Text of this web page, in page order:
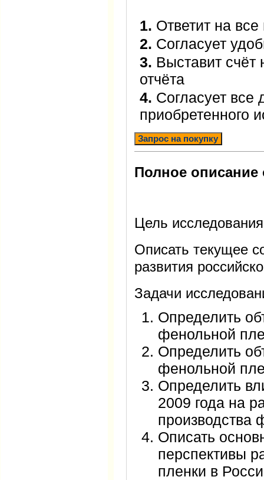
1. Ответит на
2. Согласует
3. Выставит счёт
отчёта
4. Согласует все
приобретенного
Запрос на покупку
Полное описание
Цель исследования
Описать текущее
развития
Задачи
Определить
фенольной
Определить
фенольной
Определить
2009 года на
производства
Описать
перспективы
пленки в